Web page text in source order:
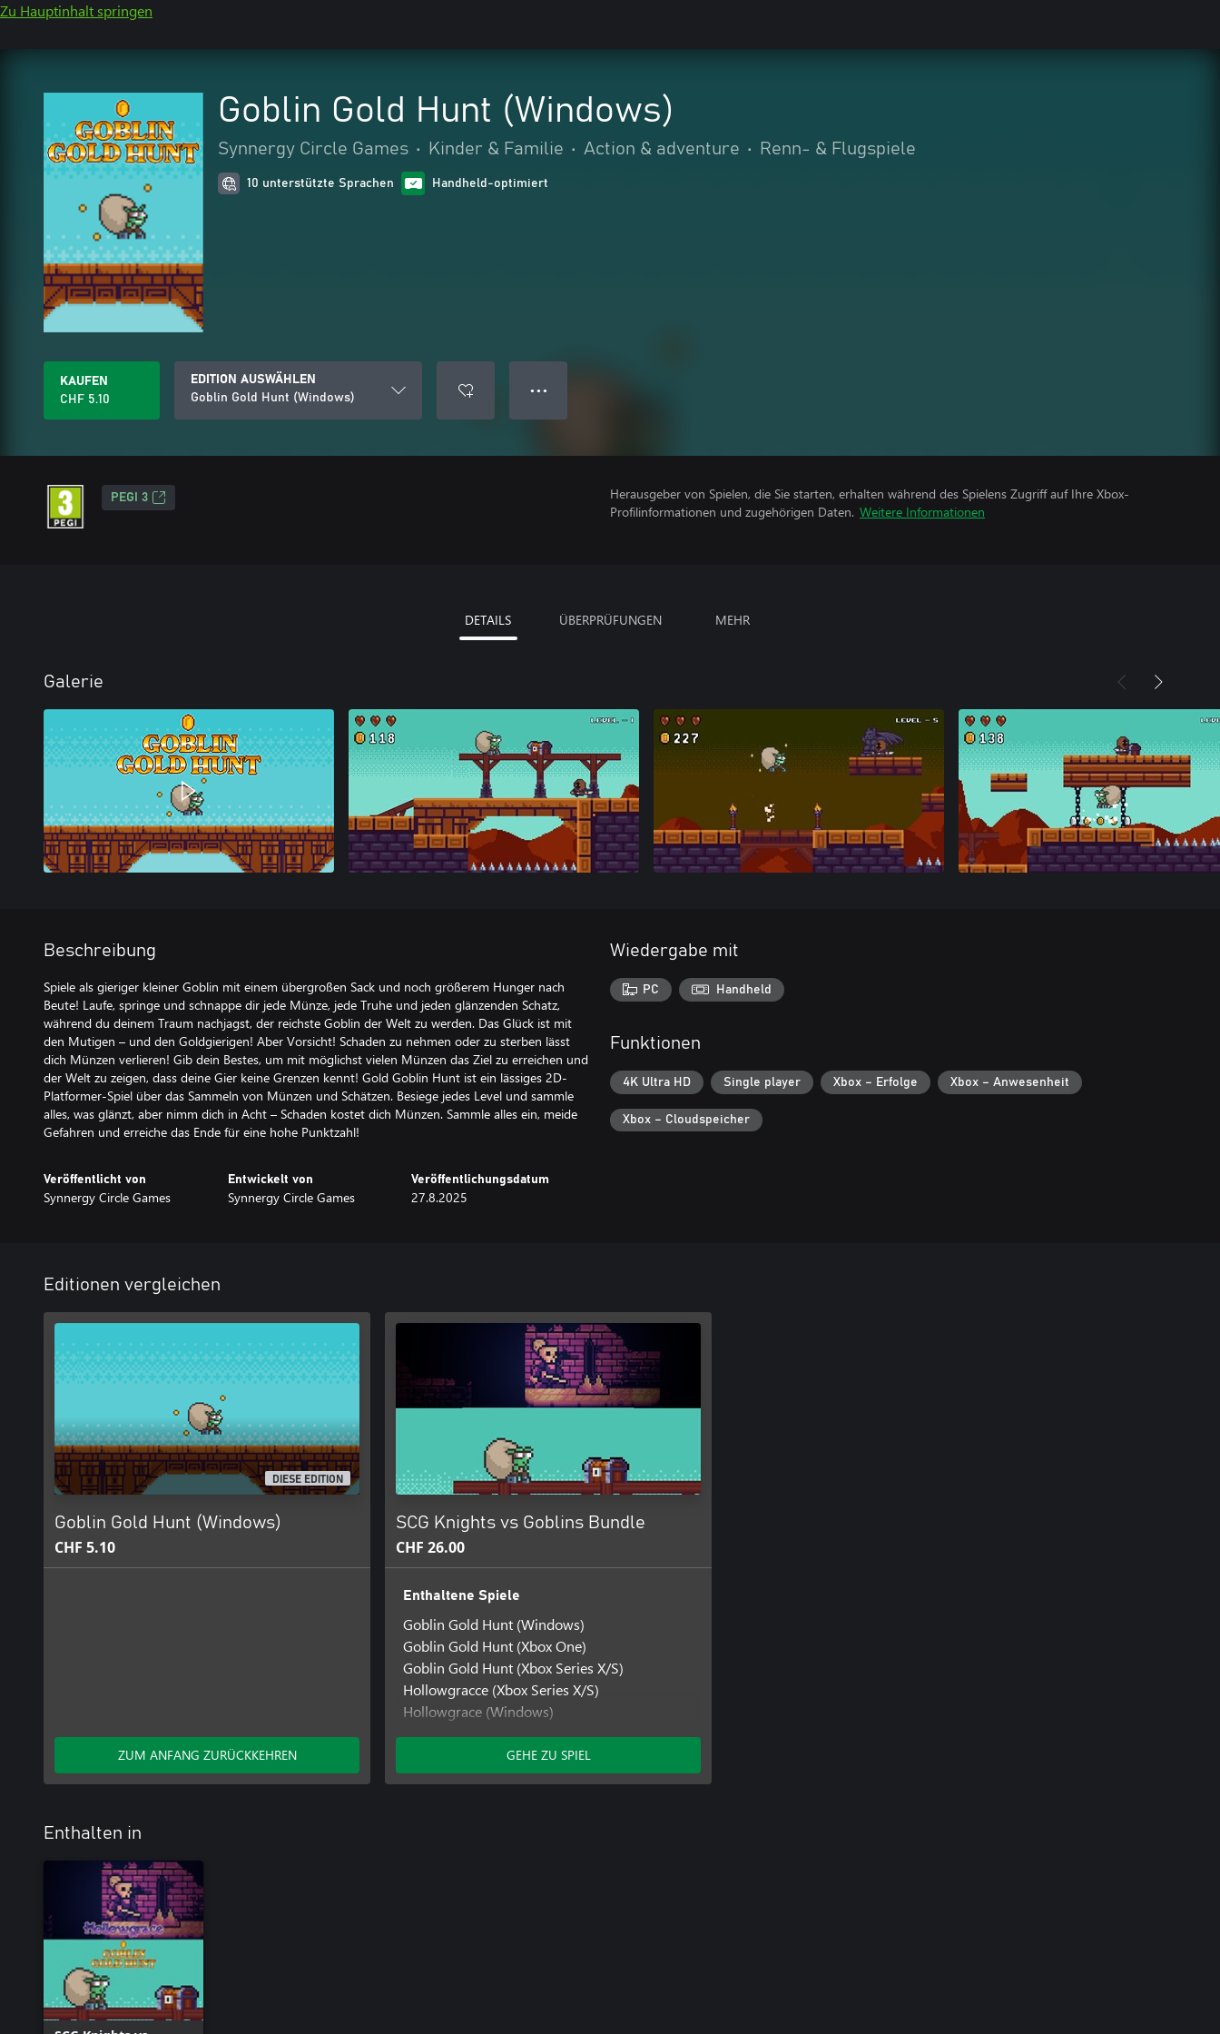
Zu Hauptinhalt springen
Goblin Gold Hunt (Windows)
Synnergy Circle Games • Kinder & Familie • Action & adventure • Renn- & Flugspiele
10 unterstützte Sprachen Handheld-optimiert
KAUFEN
CHF 5.10
EDITION AUSWÄHLEN
Goblin Gold Hunt (Windows)
● ● ●
PEGI 3
Herausgeber von Spielen, die Sie starten, erhalten während des Spielens Zugriff auf Ihre Xbox-
Profilinformationen und zugehörigen Daten. Weitere Informationen
DETAILS ÜBERPRÜFUNGEN MEHR
Galerie
Beschreibung
Spiele als gieriger kleiner Goblin mit einem übergroßen Sack und noch größerem Hunger nach
Beute! Laufe, springe und schnappe dir jede Münze, jede Truhe und jeden glänzenden Schatz,
während du deinem Traum nachjagst, der reichste Goblin der Welt zu werden. Das Glück ist mit
den Mutigen – und den Goldgierigen! Aber Vorsicht! Schaden zu nehmen oder zu sterben lässt
dich Münzen verlieren! Gib dein Bestes, um mit möglichst vielen Münzen das Ziel zu erreichen und
der Welt zu zeigen, dass deine Gier keine Grenzen kennt! Gold Goblin Hunt ist ein lässiges 2D-
Platformer-Spiel über das Sammeln von Münzen und Schätzen. Besiege jedes Level und sammle
alles, was glänzt, aber nimm dich in Acht – Schaden kostet dich Münzen. Sammle alles ein, meide
Gefahren und erreiche das Ende für eine hohe Punktzahl!
Veröffentlicht von
Synnergy Circle Games
Entwickelt von
Synnergy Circle Games
Veröffentlichungsdatum
27.8.2025
Wiedergabe mit
PC Handheld
Funktionen
4K Ultra HD Single player Xbox – Erfolge Xbox – Anwesenheit
Xbox – Cloudspeicher
Editionen vergleichen
DIESE EDITION
Goblin Gold Hunt (Windows)
CHF 5.10
ZUM ANFANG ZURÜCKKEHREN
SCG Knights vs Goblins Bundle
CHF 26.00
Enthaltene Spiele
Goblin Gold Hunt (Windows)
Goblin Gold Hunt (Xbox One)
Goblin Gold Hunt (Xbox Series X/S)
Hollowgracce (Xbox Series X/S)
Hollowgrace (Windows)
Hollowgrace (Xbox One)
GEHE ZU SPIEL
Enthalten in